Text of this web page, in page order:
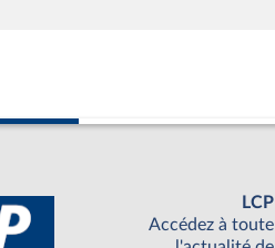
LCP
Accédez à toute